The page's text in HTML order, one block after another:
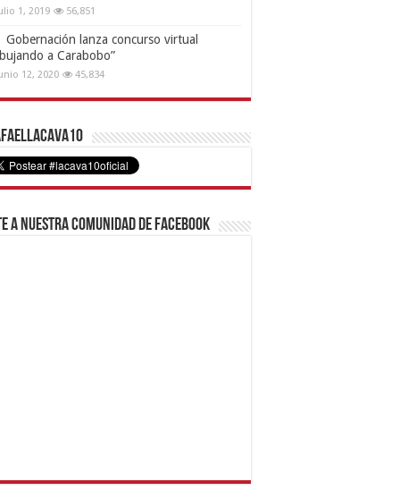
1, 2019 56,851
Gobernación lanza concurso virtual
a Carabobo”
12, 2020 45,834
a nuestra comunidad de Facebook